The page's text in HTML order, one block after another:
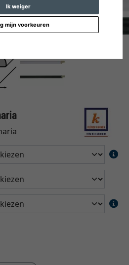
Ik weiger
mijn voorkeuren